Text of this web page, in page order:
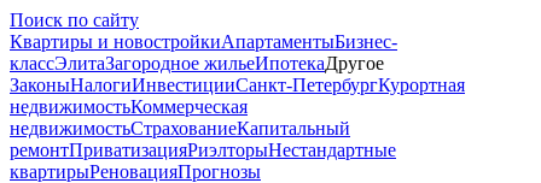
Поиск по сайту
Квартиры и новостройкиАпартаментыБизнес-
классЭлитаЗагородное жильеИпотекаДругое
ЗаконыНалогиИнвестицииСанкт-ПетербургКурортная
недвижимостьКоммерческая
недвижимостьСтрахованиеКапитальный
ремонтПриватизацияРиэлторыНестандартные
квартирыРеновацияПрогнозы